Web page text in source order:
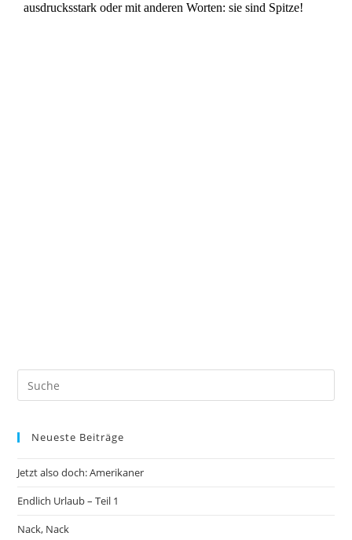
Neueste Beiträge
Jetzt also doch: Amerikaner
Endlich Urlaub – Teil 1
Nack, Nack